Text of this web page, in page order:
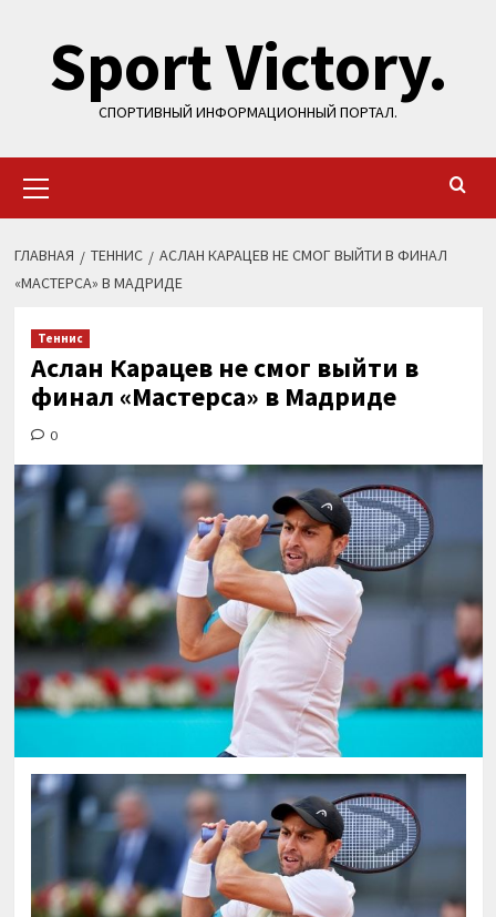
содержимому
Sport Victory.
СПОРТИВНЫЙ ИНФОРМАЦИОННЫЙ ПОРТАЛ.
меню
ГЛАВНАЯ ТЕННИС
АСЛАН КАРАЦЕВ НЕ СМОГ ВЫЙТИ В ФИНАЛ
«МАСТЕРСА» В МАДРИДЕ
Теннис
Аслан Карацев не смог выйти в
финал «Мастерса» в Мадриде
0